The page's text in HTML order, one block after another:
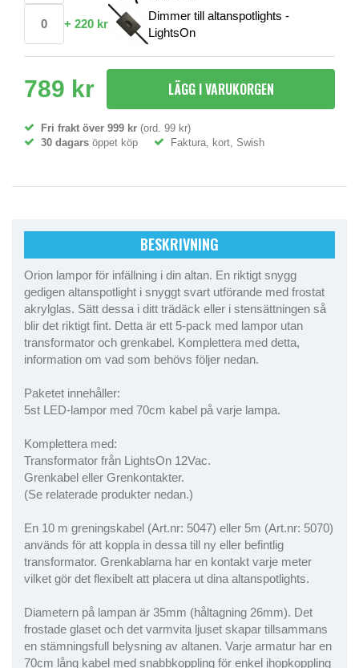
+ 220 kr
Dimmer till altanspotlights -
LightsOn
789 kr LÄGG I VARUKORGEN
Fri frakt över 999 kr (ord. 99 kr)
30 dagars öppet köp Faktura, kort, Swish
BESKRIVNING
Orion lampor för infällning i din altan. En riktigt snygg
gedigen altanspotlight i snyggt svart utförande med frostat
akrylglas. Sätt dessa i ditt trädäck eller i stensättningen så
blir det riktigt fint. Detta är ett 5-pack med lampor utan
transformator och grenkabel. Komplettera med detta,
information om vad som behövs följer nedan.
Paketet innehåller:
5st LED-lampor med 70cm kabel på varje lampa.
Komplettera med:
Transformator från LightsOn 12Vac.
Grenkabel eller Grenkontakter.
(Se relaterade produkter nedan.)
En 10 m greningskabel (Art.nr: 5047) eller 5m (Art.nr: 5070)
används för att koppla in dessa till ny eller befintlig
transformator. Grenkablarna har en kontakt varje meter
vilket gör det flexibelt att placera ut dina altanspotlights.
Diametern på lampan är 35mm (håltagning 26mm). Det
frostade glaset och det varmvita ljuset skapar tillsammans
en stämningsfull belysning av altanen. Varje armatur har en
70cm lång kabel med snabbkoppling för enkel ihopkoppling